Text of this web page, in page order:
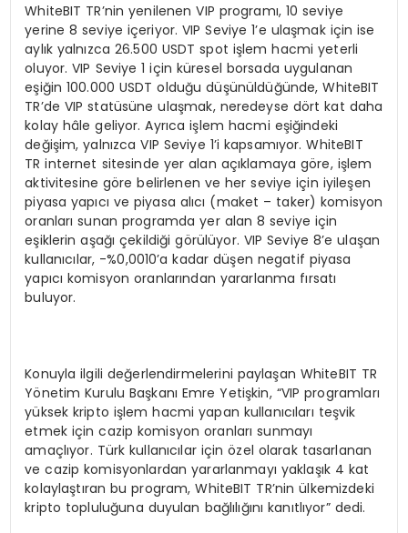
WhiteBIT TR’nin yenilenen VIP programı, 10 seviye
yerine 8 seviye içeriyor. VIP Seviye 1’e ulaşmak için ise
aylık yalnızca 26.500 USDT spot işlem hacmi yeterli
oluyor. VIP Seviye 1 için küresel borsada uygulanan
eşiğin 100.000 USDT olduğu düşünüldüğünde, WhiteBIT
TR’de VIP statüsüne ulaşmak, neredeyse dört kat daha
kolay hâle geliyor. Ayrıca işlem hacmi eşiğindeki
değişim, yalnızca VIP Seviye 1’i kapsamıyor. WhiteBIT
TR internet sitesinde yer alan açıklamaya göre, işlem
aktivitesine göre belirlenen ve her seviye için iyileşen
piyasa yapıcı ve piyasa alıcı (maket – taker) komisyon
oranları sunan programda yer alan 8 seviye için
eşiklerin aşağı çekildiği görülüyor. VIP Seviye 8’e ulaşan
kullanıcılar, -%0,0010’a kadar düşen negatif piyasa
yapıcı komisyon oranlarından yararlanma fırsatı
buluyor.
Konuyla ilgili değerlendirmelerini paylaşan WhiteBIT TR
Yönetim Kurulu Başkanı Emre Yetişkin, “VIP programları
yüksek kripto işlem hacmi yapan kullanıcıları teşvik
etmek için cazip komisyon oranları sunmayı
amaçlıyor. Türk kullanıcılar için özel olarak tasarlanan
ve cazip komisyonlardan yararlanmayı yaklaşık 4 kat
kolaylaştıran bu program, WhiteBIT TR’nin ülkemizdeki
kripto topluluğuna duyulan bağlılığını kanıtlıyor” dedi.